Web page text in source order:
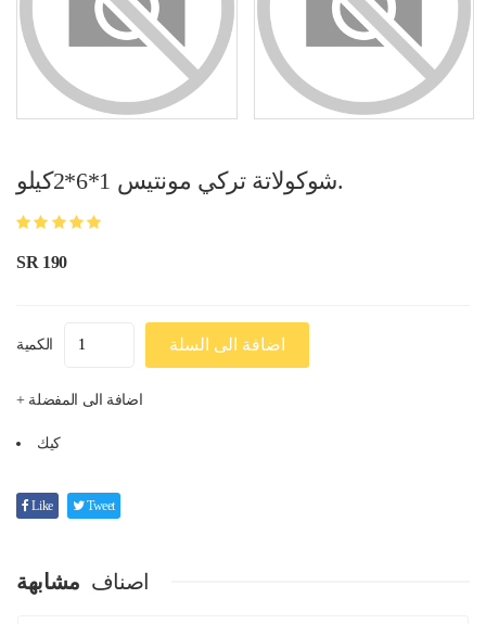
شوكولاتة تركي مونتيس 1*6*2كيلو.
SR 190
الكمية اضافة الى السلة
+ اضافة الى المفضلة
كيك
Like Tweet
اصناف مشابهة